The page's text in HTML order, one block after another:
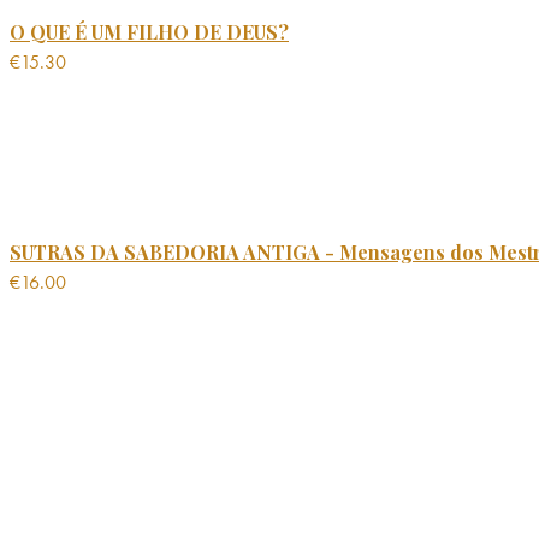
O QUE É UM FILHO DE DEUS?
€15.30
SUTRAS DA SABEDORIA ANTIGA - Mensagens dos
€16.00